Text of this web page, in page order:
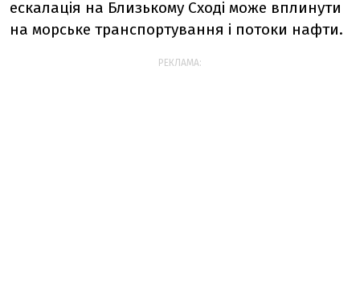
ескалація на Близькому Сході може вплинути
на морське транспортування і потоки нафти.
РЕКЛАМА: